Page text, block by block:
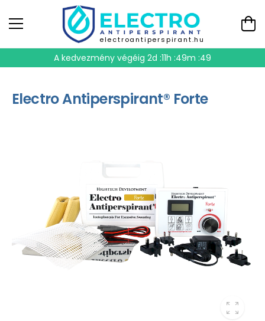
electroantiperspirant.hu
A kedvezmény végéig 2d :11h :49m :48
Electro Antiperspirant® Forte